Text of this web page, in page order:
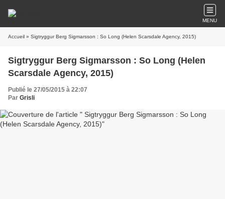
MENU
Accueil » Sigtryggur Berg Sigmarsson : So Long (Helen Scarsdale Agency, 2015)
Sigtryggur Berg Sigmarsson : So Long (Helen
Scarsdale Agency, 2015)
Publié le 27/05/2015 à 22:07
Par Grisli